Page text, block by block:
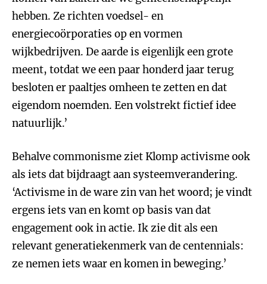
hebben. Ze richten voedsel- en
energiecoörporaties op en vormen
wijkbedrijven. De aarde is eigenlijk een grote
meent, totdat we een paar honderd jaar terug
besloten er paaltjes omheen te zetten en dat
eigendom noemden. Een volstrekt fictief idee
natuurlijk.’
Behalve commonisme ziet Klomp activisme ook
als iets dat bijdraagt aan systeemverandering.
‘Activisme in de ware zin van het woord; je vindt
ergens iets van en komt op basis van dat
engagement ook in actie. Ik zie dit als een
relevant generatiekenmerk van de centennials:
ze nemen iets waar en komen in beweging.’